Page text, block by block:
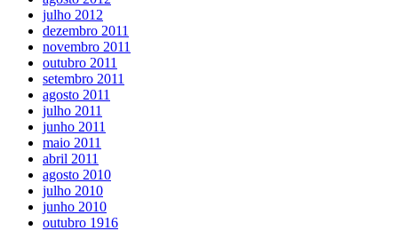
julho 2012
dezembro 2011
novembro 2011
outubro 2011
setembro 2011
agosto 2011
julho 2011
junho 2011
maio 2011
abril 2011
agosto 2010
julho 2010
junho 2010
outubro 1916